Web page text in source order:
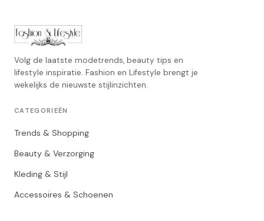
Volg de laatste modetrends, beauty tips en
lifestyle inspiratie. Fashion en Lifestyle brengt je
wekelijks de nieuwste stijlinzichten.
CATEGORIEËN
Trends & Shopping
Beauty & Verzorging
Kleding & Stijl
Accessoires & Schoenen